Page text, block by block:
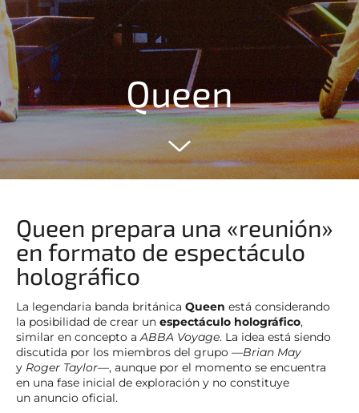
Queen
Queen prepara una «reunión»
en formato de espectáculo
holográfico
La legendaria banda británica Queen está considerando
la posibilidad de crear un espectáculo holográfico,
similar en concepto aABBA Voyage. La idea está siendo
discutida por los miembros del grupo —Brian May
y Roger Taylor—, aunque por el momento se encuentra
en una fase inicial de exploración y no constituye
un anuncio oficial.